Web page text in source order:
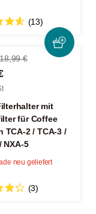
(13)
18,99 €
mit
für Coffee
TCA-2 / TCA-3 /
NXA-5
(3)
neu geliefert